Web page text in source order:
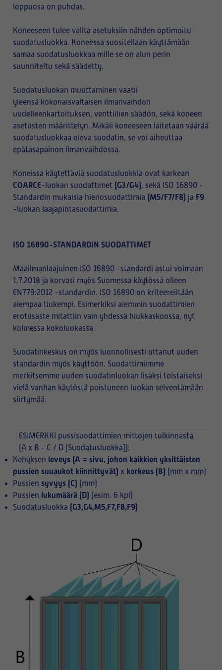
loppuosa on puhdas.
Koneeseen tulee valita asetuksiin nähden optimoitu
suodatusluokka. Koneessa suositellaan käyttämään
samaa suodatusluokkaa mille se on alun perin
suunniteltu sekä säädetty.
Suodatusluokan muuttaminen vaatii
yleensä kokonaisvaltaisen ilmanvaihdon
uudelleenkartoituksen, venttiilien säädön, sekä koneen
asetusten määrittelyn. Mikäli koneeseen laitetaan väärää
suodatusluokkaa oleva suodatin, se voi aiheuttaa
epätasapainon ilmanvaihdossa.
Koneissa käytettäviä suodatusluokkia ovat karkean
COARCE-luokan suodattimet (G3/G4), sekä ISO 16890 -
Standardin mukaisia hienosuodattimia (M5/F7/F8) ja F9
-luokan laajapintasuodattimia.
ISO 16890-STANDARDIN SUODATTIMET
Maailmanlaajuinen ISO 16890 -standardi astui voimaan
1.7.2018 ja korvasi myös Suomessa käytössä olleen
EN779:2012 -standardin. ISO 16890 on kriteereiltään
aiempaa tiukempi. Esimerkiksi aiemmin suodattimien
erotusaste mitattiin vain yhdessä hiukkaskoossa, nyt
kolmessa kokoluokassa.
Suodatinkeskus on myös luonnollisesti ottanut uuden
standardin myös käyttöön. Suodattimiimme
merkitsemme uuden suodatinluokan lisäksi toistaiseksi
vielä vanhan käytöstä poistuneen luokan selventämään
siirtymää.
ESIMERKKI pussisuodattimien mittojen tulkinnasta
(A x B - C / D [Suodatusluokka]):
Kehyksen leveys (A = sivu, johon kaikkien yksittäisten
pussien suuaukot kiinnittyvät) x korkeus (B) (mm x mm)
Pussien syvyys (C) (mm)
Pussien lukumäärä (D) (esim. 6 kpl)
Suodatusluokka (G3,G4,M5,F7,F8,F9)